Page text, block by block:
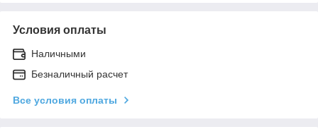
Условия оплаты
Наличными
Безналичный расчет
Все условия оплаты